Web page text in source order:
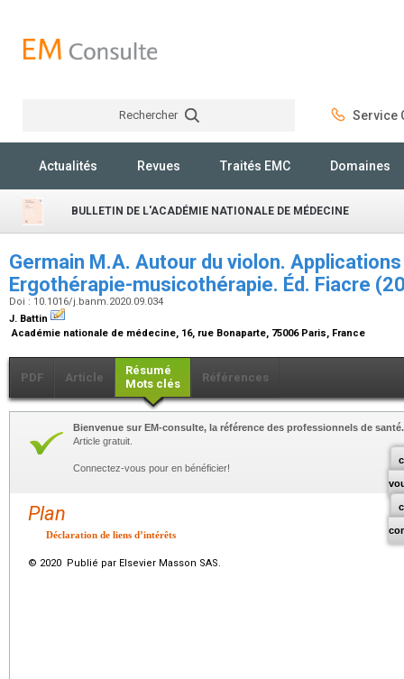
Rechercher Service
Actualités Revues Traités EMC Domaines
BULLETIN DE L'ACADÉMIE NATIONALE DE MÉDECINE
Germain M.A. Autour du violon.
Ergothérapie-musicothérapie. Éd. Fiacre
Doi : 10.1016/j.banm.2020.09.034
J. Battin
Académie nationale de médecine, 16, rue Bonaparte, 75006 Paris, France
PDF Article
Résumé
Mots clés
Références
Bienvenue sur EM-consulte, la référence des professionnels de santé.
Article gratuit.
Connectez-vous pour en bénéficier!
Plan
Déclaration de liens d’intérêts
© 2020 Publié par Elsevier Masson SAS.